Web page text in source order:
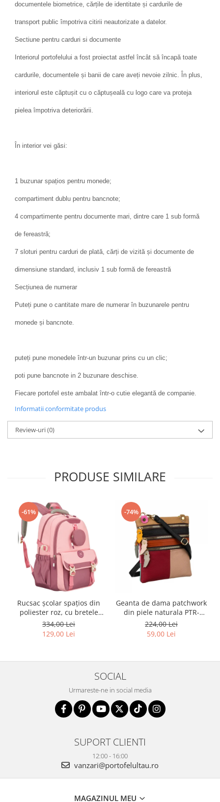
documentele biometrice, cărțile de identitate și cardurile de
transport public împotriva citirii neautorizate a datelor.
Sectiune pentru carduri si documente
Interiorul portofelului a fost proiectat astfel încât să încapă toate
cardurile, documentele și banii de care aveți nevoie zilnic. În plus,
interiorul este căptușit cu o căptușeală cu logo care va proteja
pielea împotriva deteriorării.
În interior vei găsi:
1 buzunar spațios pentru monede;
compartiment dublu pentru bancnote;
4 compartimente pentru documente mari, dintre care 1 sub formă
de fereastră;
7 sloturi pentru carduri de plată, cărți de vizită și documente de
dimensiune standard, inclusiv 1 sub formă de fereastră
Secțiunea de numerar
Puteți pune o cantitate mare de numerar în buzunarele pentru
monede și bancnote.
puteți pune monedele într-un buzunar prins cu un clic;
poti pune bancnote in 2 buzunare deschise.
Fiecare portofel este ambalat într-o cutie elegantă de companie.
Informatii conformitate produs
Review-uri(0)
PRODUSE SIMILARE
-61%
Rucsac școlar spațios din
poliester roz, cu bretele
reglabile - Peterson PTR-
PTN 8610-1327 PINK
334,00 Lei
129,00 Lei
-74%
Geanta de dama patchwork
din piele naturala PTR-
1718-SKL-6922 MULTI
224,00 Lei
59,00 Lei
SOCIAL
Urmareste-ne in social media
SUPORT CLIENTI
12:00 - 16:00
vanzari@portofelultau.ro
MAGAZINUL MEU